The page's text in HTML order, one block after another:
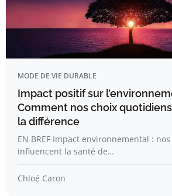
MODE DE VIE DURABLE
Impact positif sur
Comment nos choix
la différence
EN BREF Impact environnemental :
influencent la santé de…
Chloé Caron